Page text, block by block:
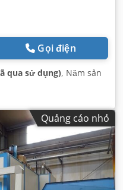
Gọi điện
qua sử dụng), Năm sản
Quảng cáo nhỏ